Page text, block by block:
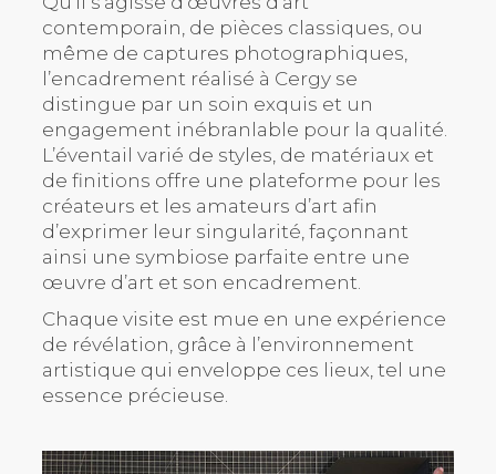
contemporain, de pièces classiques, ou
même de captures photographiques,
l’encadrement réalisé à Cergy se
distingue par un soin exquis et un
engagement inébranlable pour la qualité.
L’éventail varié de styles, de matériaux et
de finitions offre une plateforme pour les
créateurs et les amateurs d’art afin
d’exprimer leur singularité, façonnant
ainsi une symbiose parfaite entre une
œuvre d’art et son encadrement.
Chaque visite est mue en une expérience
de révélation, grâce à l’environnement
artistique qui enveloppe ces lieux, tel une
essence précieuse.